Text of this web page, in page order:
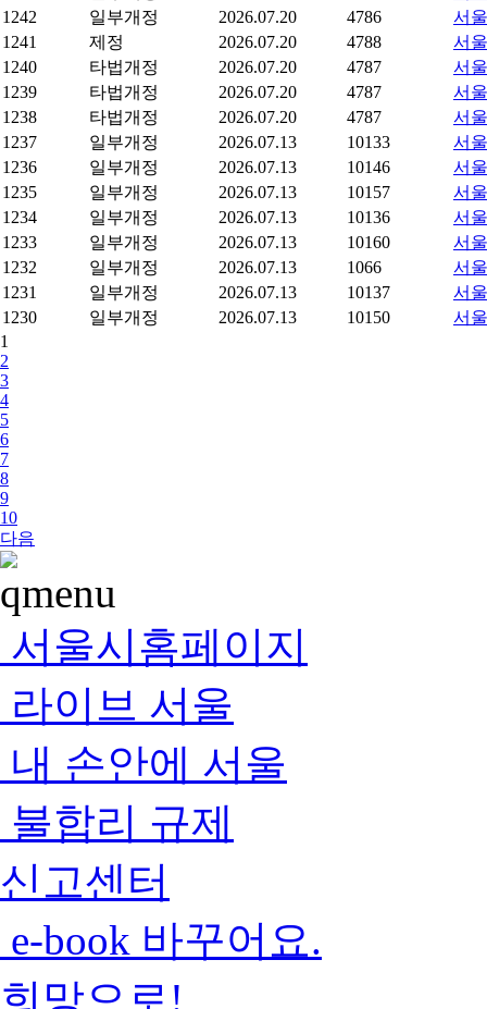
1242
일부개정 2026.07.20 4786
서
1241
제정 2026.07.20 4788
서
1240
타법개정 2026.07.20 4787
서
1239
타법개정 2026.07.20 4787
서
1238
타법개정 2026.07.20 4787
서
1237
일부개정 2026.07.13 10133
서
1236
일부개정 2026.07.13 10146
서
1235
일부개정 2026.07.13 10157
서
1234
일부개정 2026.07.13 10136
서
1233
일부개정 2026.07.13 10160
서
1232
일부개정 2026.07.13 1066
서
1231
일부개정 2026.07.13 10137
서
1230
일부개정 2026.07.13 10150
서
1
2
3
4
5
6
7
8
9
10
다음
서울시홈페이지
라이브 서울
내 손안에 서울
불합리 규제
신고센터
e-book 바꾸어요.
희망으로!